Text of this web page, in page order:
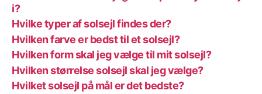
i?
Hvilke typer af solsejl findes der?
Hvilken farve er bedst til et solsejl?
Hvilken form skal jeg vælge til mit solsejl?
Hvilken størrelse solsejl skal jeg vælge?
Hvilket solsejl på mål er det bedste?